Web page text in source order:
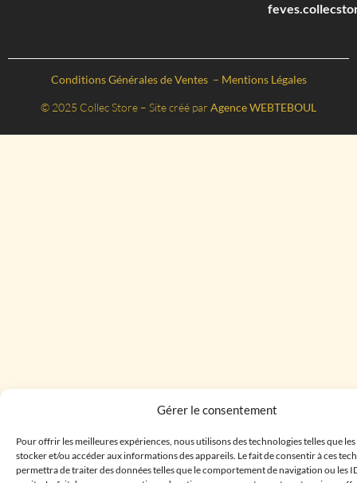
Gérer le consentement
Pour offrir les meilleures expériences, nous utilisons des technologies telles que
stocker et/ou accéder aux informations des appareils. Le fait de consentir à ces
permettra de traiter des données telles que le comportement de navigation ou les
Conditions Générales de Ventes – Mentions Légales
© 2025 Collec Store – Site créé par Agence WEBTEBOUL